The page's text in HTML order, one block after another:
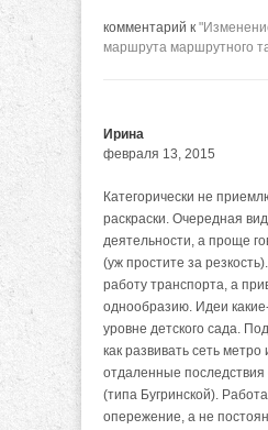
комментарий к
маршрута маршрутного
Ирина
февраля 13, 2015
Категорически не
раскраски. Очередная
деятельности, а проще
(уж простите за
работу транспорта, а
однообразию. Идеи
уровне детского сада.
как развивать сеть
отдаленные последствия
(типа Бугринской).
опережение, а не